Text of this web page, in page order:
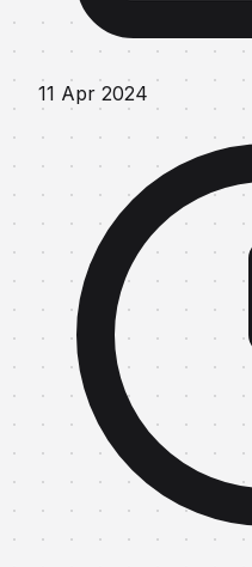
11 Apr 2024